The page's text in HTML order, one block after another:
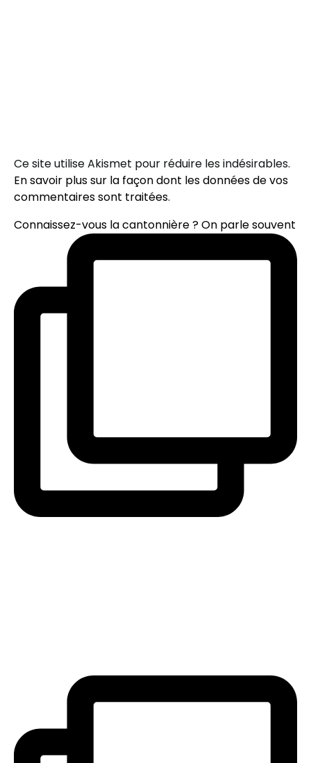
Ce site utilise Akismet pour réduire les indésirables.
En savoir plus sur la façon dont les données de vos
commentaires sont traitées.
Connaissez-vous la cantonnière ? On parle souvent